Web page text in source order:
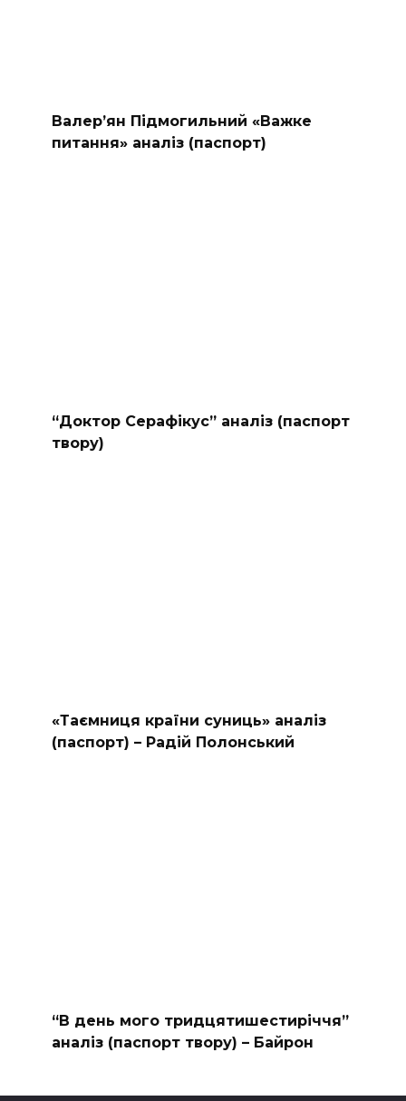
Валер’ян Підмогильний «Важке
питання» аналіз (паспорт)
“Доктор Серафікус” аналіз (паспорт
твору)
«Таємниця країни суниць» аналіз
(паспорт) – Радій Полонський
“В день мого тридцятишестиріччя”
аналіз (паспорт твору) – Байрон